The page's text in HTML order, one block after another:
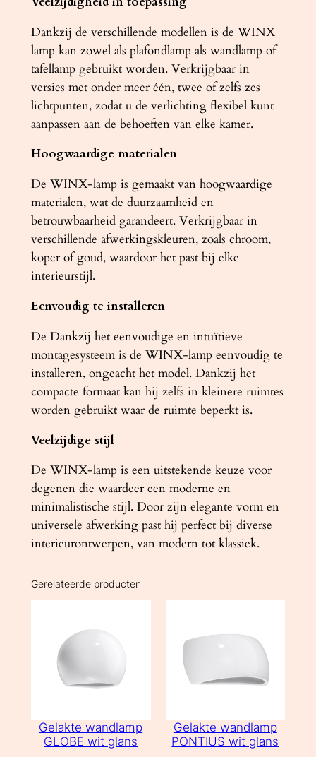
e
r
a
a
n
t
l
Dankzij de verschillende modellen is de WINX
lamp kan zowel als plafondlamp als wandlamp of
tafellamp gebruikt worden. Verkrijgbaar in
versies met onder meer één, twee of zelfs zes
lichtpunten, zodat u de verlichting flexibel kunt
aanpassen aan de behoeften van elke kamer.
Hoogwaardige materialen
De WINX-lamp is gemaakt van hoogwaardige
materialen, wat de duurzaamheid en
betrouwbaarheid garandeert. Verkrijgbaar in
verschillende afwerkingskleuren, zoals chroom,
koper of goud, waardoor het past bij elke
interieurstijl.
Eenvoudig te installeren
De Dankzij het eenvoudige en intuïtieve
montagesysteem is de WINX-lamp eenvoudig te
installeren, ongeacht het model. Dankzij het
compacte formaat kan hij zelfs in kleinere ruimtes
worden gebruikt waar de ruimte beperkt is.
Veelzijdige stijl
De WINX-lamp is een uitstekende keuze voor
degenen die waardeer een moderne en
minimalistische stijl. Door zijn elegante vorm en
universele afwerking past hij perfect bij diverse
interieurontwerpen, van modern tot klassiek.
Gerelateerde producten
Gelakte wandlamp
GLOBE wit glans
Gelakte wandlamp
PONTIUS wit glans